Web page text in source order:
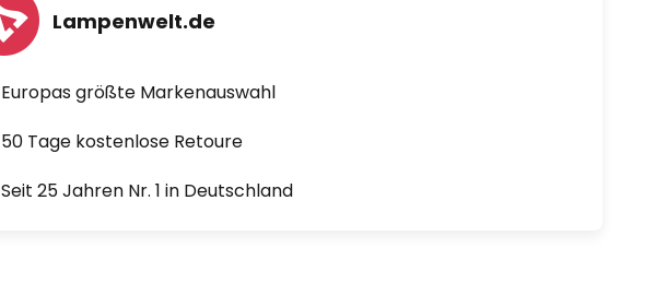
Lampenwelt.de
Europas größte Markenauswahl
50 Tage kostenlose Retoure
Seit 25 Jahren Nr. 1 in Deutschland